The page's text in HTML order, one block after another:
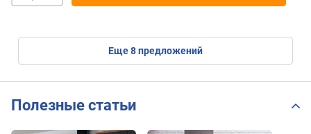
eще8предложений
Полезные статьи